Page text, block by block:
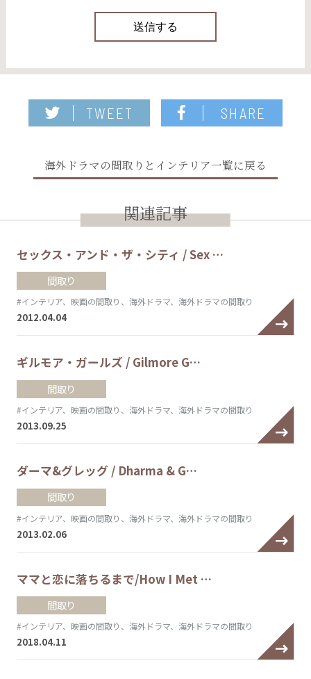
TWEET SHARE
海外ドラマの間取りとインテリア一覧に戻る
関連記事
セックス・アンド・ザ・シティ / Sex …
間取り
#インテリア、映画の間取り、海外ドラマ、海外ドラマの間取り
2012.04.04
ギルモア・ガールズ / Gilmore G…
間取り
#インテリア、映画の間取り、海外ドラマ、海外ドラマの間取り
2013.09.25
ダーマ&グレッグ / Dharma & G…
間取り
#インテリア、映画の間取り、海外ドラマ、海外ドラマの間取り
2013.02.06
ママと恋に落ちるまで/How I Met …
間取り
#インテリア、映画の間取り、海外ドラマ、海外ドラマの間取り
2018.04.11